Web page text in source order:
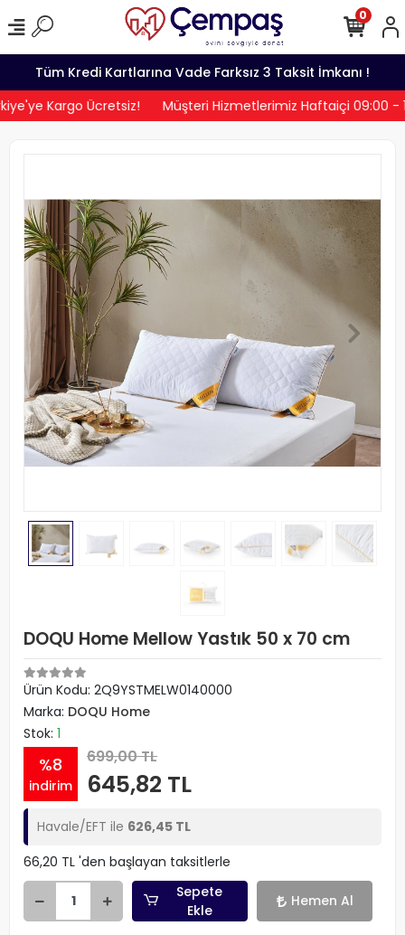
Tüm Kredi Kartlarına Vade Farksız 3 Taksit İmkanı !
Kargo Ücretsiz!
Müşteri Hizmetlerimiz Haftaiçi 09:00 -
0
DOQU Home Mellow Yastık 50 x 70 cm
Ürün Kodu: 2Q9YSTMELW0140000
Marka: DOQU Home
Stok: 1
%8
indirim
699,00 TL
645,82 TL
Havale/EFT ile 626,45 TL
66,20 TL 'den başlayan taksitlerle
Sepete
Ekle
Hemen Al